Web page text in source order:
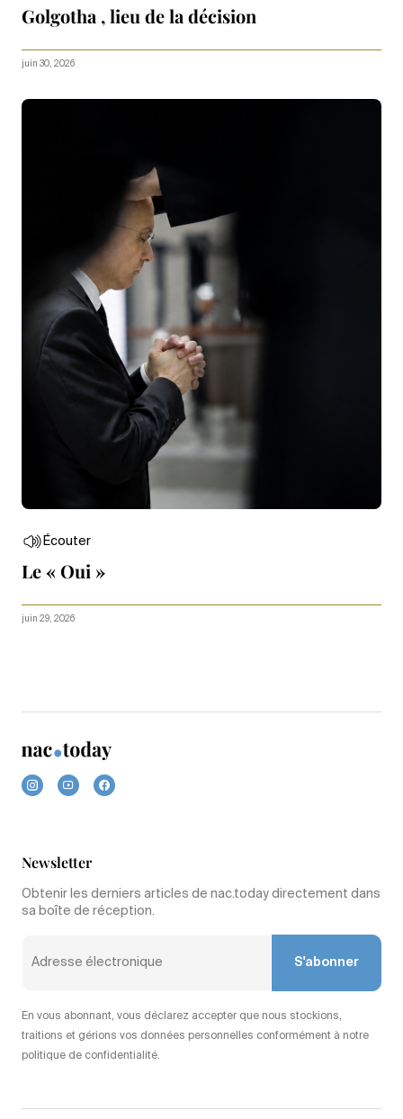
Golgotha , lieu de la décision
juin 30, 2026
Écouter
Le « Oui »
juin 29, 2026
Newsletter
Obtenir les derniers articles de nac.today directement dans
sa boîte de réception.
S'abonner
En vous abonnant, vous déclarez accepter que nous stockions,
traitions et gérions vos données personnelles conformément à notre
politique de confidentialité.